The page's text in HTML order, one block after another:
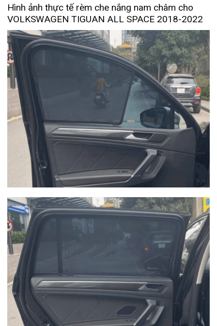
Hình ảnh thực tế rèm che nắng nam châm cho
VOLKSWAGEN TIGUAN ALL SPACE 2018-2022